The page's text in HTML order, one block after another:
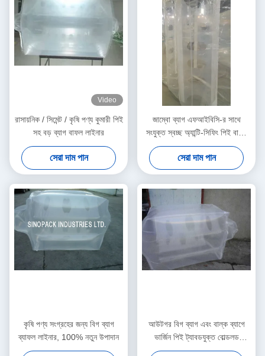
Video
রাসায়নিক / সিমেন্ট / কৃষি পণ্য কুমারী পিই
সহ বড় ব্যাগ বাফল লাইনার
সেরা দাম পান
জাম্বো ব্যাগ এফআইবিসি-র সাথে
সংযুক্ত স্বচ্ছ অ্যান্টি-সিফিং পিই বাফল
লাইনার
সেরা দাম পান
কৃষি পণ্য সংগ্রহের জন্য বিগ ব্যাগ
ব্যাফল লাইনার, 100% নতুন উপাদান
আউটগর বিগ ব্যাগ এবং বাল্ক ব্যাগে
ভার্জিন পিই ট্যাবডযুক্ত বোল্ডলড
এলডিপিই লাইনার